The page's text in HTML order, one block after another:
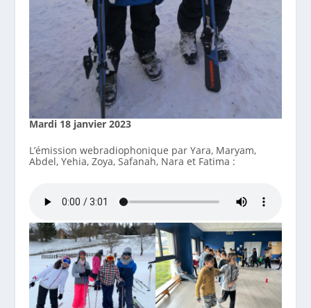
Mardi 18 janvier 2023
L’émission webradiophonique par Yara, Maryam,
Abdel, Yehia, Zoya, Safanah, Nara et Fatima :